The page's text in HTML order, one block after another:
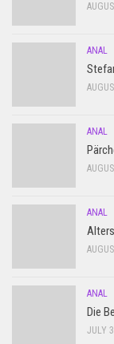
ANAL
ANAL
ANAL
ANAL
Die
JULY